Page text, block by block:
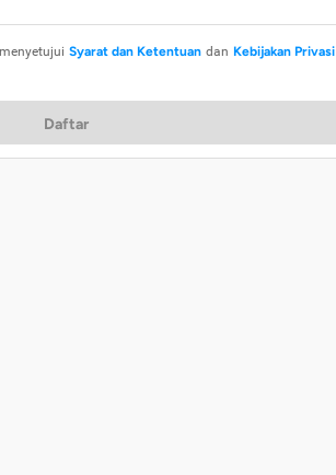
Syarat dan Ketentuan dan Kebijakan Privasi
Daftar